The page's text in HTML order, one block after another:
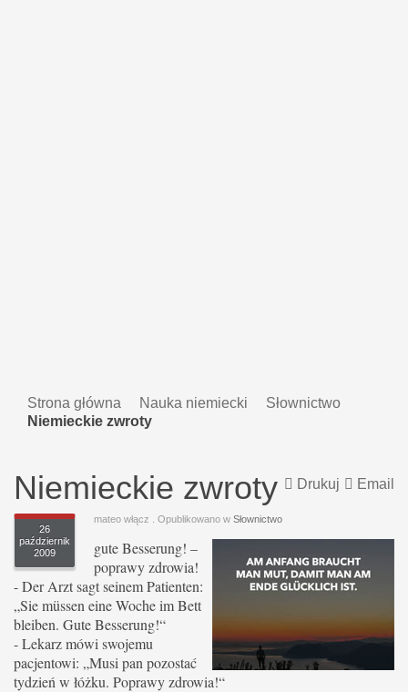
Strona główna Nauka niemiecki
Słownictwo
Niemieckie zwroty
Email
Drukuj
Niemieckie zwroty
mateo włącz
26
październik
2009
. Opublikowano w Słownictwo
gute Besserung! –
poprawy zdrowia!
- Der Arzt sagt seinem Patienten:
„Sie müssen eine Woche im Bett
bleiben. Gute Besserung!“
- Lekarz mówi swojemu
pacjentowi: „Musi pan pozostać
tydzień w łóżku. Poprawy zdrowia!“